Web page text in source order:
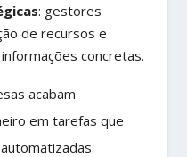
: gestores
de recursos e
concretas.
acabam
em tarefas que